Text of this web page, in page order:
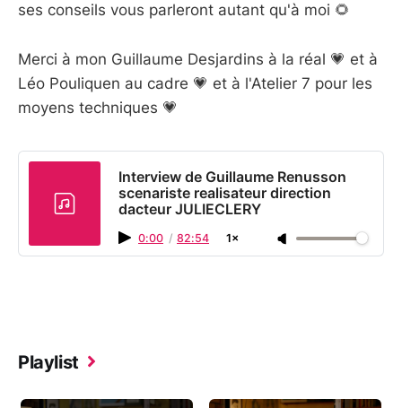
ses conseils vous parleront autant qu'à moi 🌻
Merci à mon Guillaume Desjardins à la réal 💗 et à
Léo Pouliquen au cadre 💗 et à l'Atelier 7 pour les
moyens techniques 💗
Interview de Guillaume Renusson
scenariste realisateur direction
dacteur JULIECLERY
0:00 / 82:54 1×
Playlist